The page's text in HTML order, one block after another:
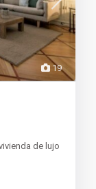
19
de lujo